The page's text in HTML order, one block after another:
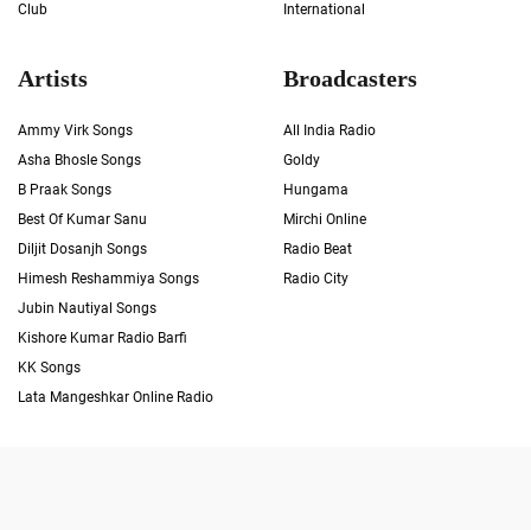
Club
International
Artists
Ammy Virk Songs
Asha Bhosle Songs
B Praak Songs
Best Of Kumar Sanu
Diljit Dosanjh Songs
Himesh Reshammiya Songs
Jubin Nautiyal Songs
Kishore Kumar Radio Barfi
KK Songs
Lata Mangeshkar Online Radio
Broadcasters
All India Radio
Goldy
Hungama
Mirchi Online
Radio Beat
Radio City